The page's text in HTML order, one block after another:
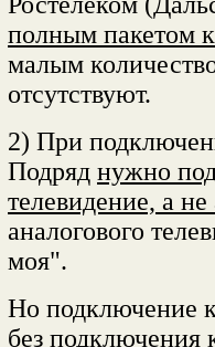
полным пакетом
малым
отсутствуют.
2) При
Подряд нужно
телевидение, а не
аналогового
моя".
Но подключение
без подключения